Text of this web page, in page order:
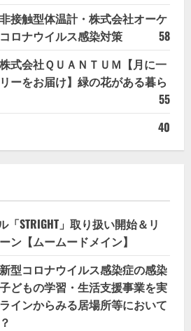
接触型体温計・株式会社オーケ
ロナウイルス感染対策
58
式会社ＱＵＡＮＴＵＭ【月に一
ーをお届け】緑の花がある暮ら
55
40
「STRIGHT」取り扱い開始＆リ
ン【ムームードメイン】
型コロナウイルス感染症の感染
どもの学習・生活支援事業を実
インからみる居場所等において